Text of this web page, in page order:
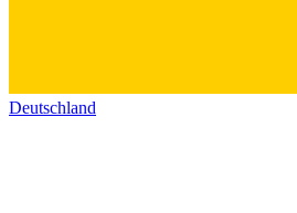
Deutschland